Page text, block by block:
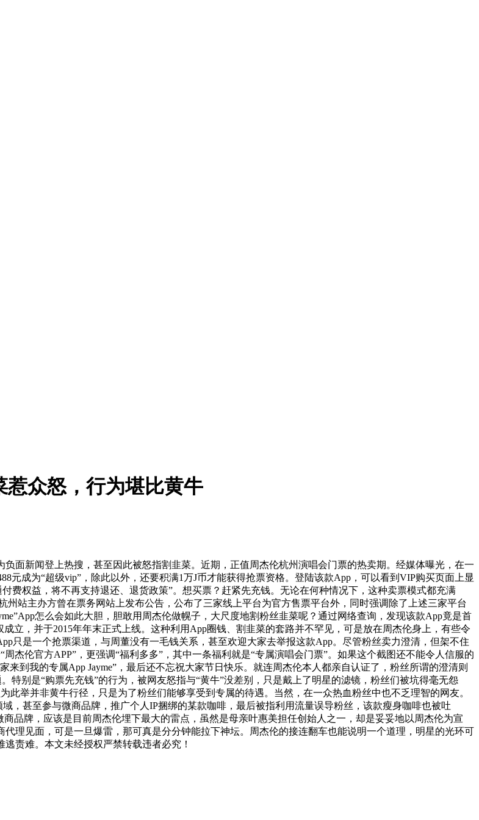
惹众怒，行为堪比黄牛
面新闻登上热搜，甚至因此被怒指割韭菜。近期，正值周杰伦杭州演唱会门票的热卖期。经媒体曝光，在一
元成为“超级vip”，除此以外，还要积满1万J币才能获得抢票资格。登陆该款App，可以看到VIP购买页面上显
费权益，将不再支持退还、退货政策”。想买票？赶紧先充钱。无论在何种情况下，这种卖票模式都充满
州站主办方曾在票务网站上发布公告，公布了三家线上平台为官方售票平台外，同时强调除了上述三家平台
怎么会如此大胆，胆敢用周杰伦做幌子，大尺度地割粉丝韭菜呢？通过网络查询，发现该款App竟是首
立，并于2015年年末正式上线。这种利用App圈钱、割韭菜的套路并不罕见，可是放在周杰伦身上，有些令
只是一个抢票渠道，与周董没有一毛钱关系，甚至欢迎大家去举报这款App。尽管粉丝卖力澄清，但架不住
杰伦官方APP”，更强调“福利多多”，其中一条福利就是“专属演唱会门票”。如果这个截图还不能令人信服的
到我的专属App Jayme”，最后还不忘祝大家节日快乐。就连周杰伦本人都亲自认证了，粉丝所谓的澄清则
特别是“购票先充钱”的行为，被网友怒指与“黄牛”没差别，只是戴上了明星的滤镜，粉丝们被坑得毫无怨
此举并非黄牛行径，只是为了粉丝们能够享受到专属的待遇。当然，在一众热血粉丝中也不乏理智的网友。
，甚至参与微商品牌，推广个人IP捆绑的某款咖啡，最后被指利用流量误导粉丝，该款瘦身咖啡也被吐
品牌，应该是目前周杰伦埋下最大的雷点，虽然是母亲叶惠美担任创始人之一，却是妥妥地以周杰伦为宣
理见面，可是一旦爆雷，那可真是分分钟能拉下神坛。周杰伦的接连翻车也能说明一个道理，明星的光环可
责难。本文未经授权严禁转载违者必究！